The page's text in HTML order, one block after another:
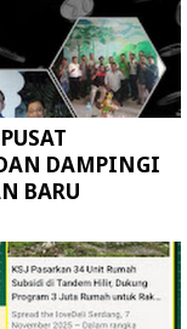
DAMPINGI
BARU